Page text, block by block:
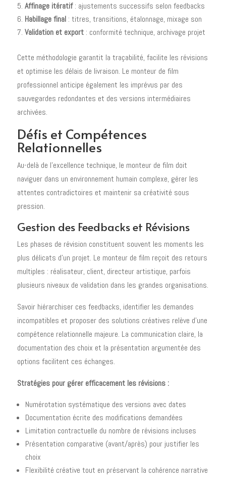
Affinage itératif: ajustements successifs selon feedbacks
Habillage final: titres, transitions, étalonnage, mixage son
Validation et export: conformité technique, archivage projet
Cette méthodologie garantit la traçabilité, facilite les révisions
et optimise les délais de livraison. Le monteur de film
professionnel anticipe également les imprévus par des
sauvegardes redondantes et des versions intermédiaires
archivées.
Défis et Compétences
Relationnelles
Au-delà de l'excellence technique, le monteur de film doit
naviguer dans un environnement humain complexe, gérer les
attentes contradictoires et maintenir sa créativité sous
pression.
Gestion des Feedbacks et Révisions
Les phases de révision constituent souvent les moments les
plus délicats d'un projet. Le monteur de film reçoit des retours
multiples : réalisateur, client, directeur artistique, parfois
plusieurs niveaux de validation dans les grandes organisations.
Savoir hiérarchiser ces feedbacks, identifier les demandes
incompatibles et proposer des solutions créatives relève d'une
compétence relationnelle majeure. La communication claire, la
documentation des choix et la présentation argumentée des
options facilitent ces échanges.
Stratégies pour gérer efficacement les révisions :
Numérotation systématique des versions avec dates
Documentation écrite des modifications demandées
Limitation contractuelle du nombre de révisions incluses
Présentation comparative (avant/après) pour justifier les
choix
Flexibilité créative tout en préservant la cohérence narrative